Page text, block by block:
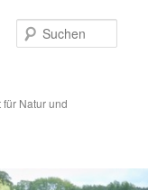
Natur und